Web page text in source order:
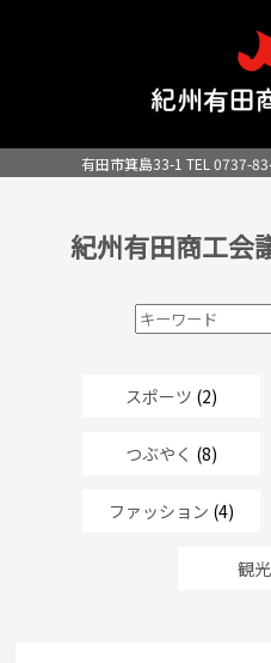
有田市箕島33-1 TEL 0737-
紀州有田商工
スポーツ (2)
つぶやく (8)
ファッション (4)
観光